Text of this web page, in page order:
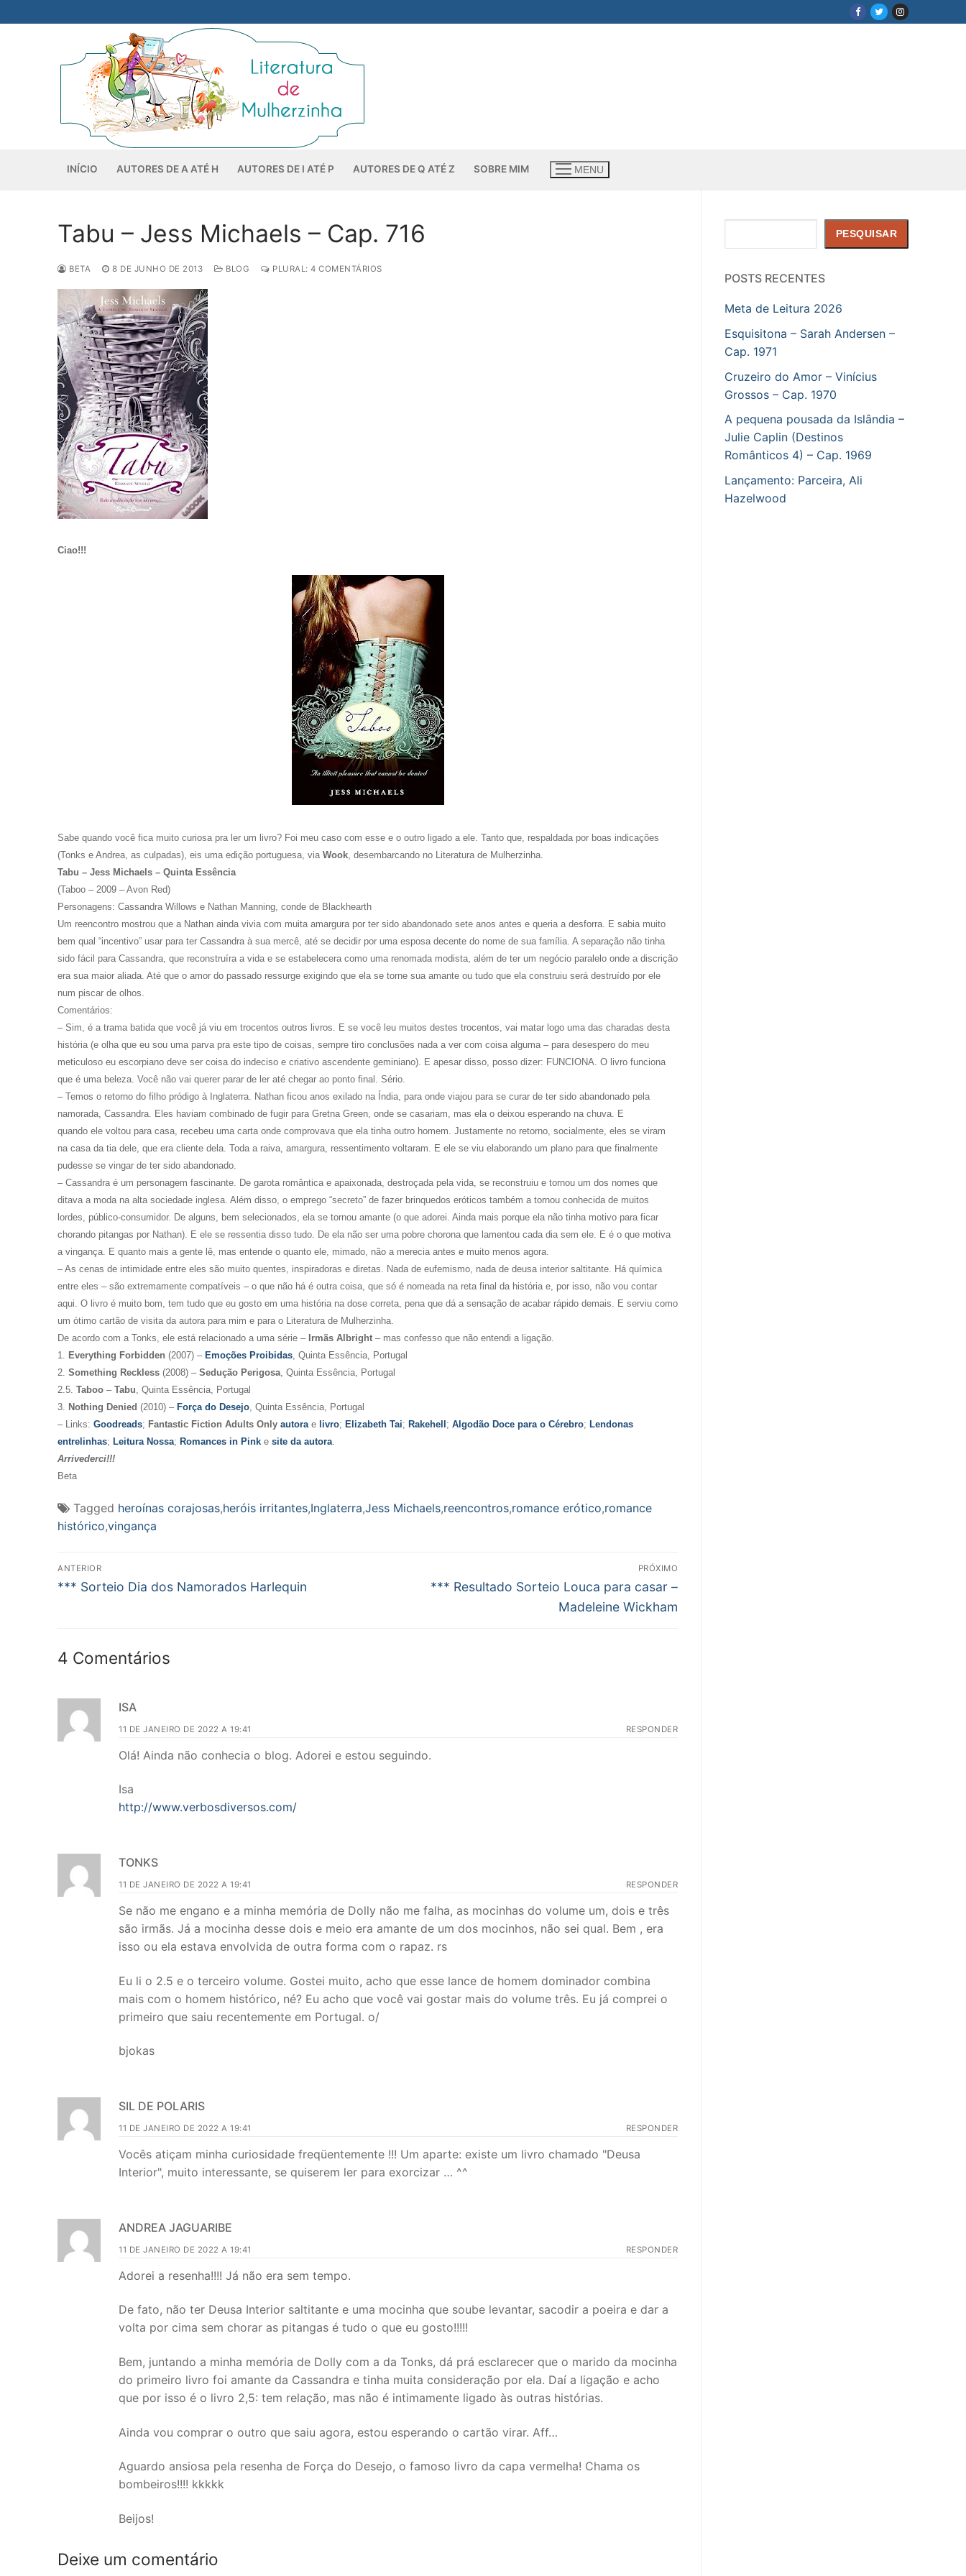
para
INÍCIO AUTORES DE A ATÉ H AUTORES DE I ATÉ P AUTORES DE Q ATÉ Z SOBRE MIM MENU
Tabu – Jess Michaels – Cap. 716
BETA 8 DE JUNHO DE 2013 BLOG PLURAL: 4 COMENTÁRIOS
Ciao!!!
Sabe quando você fica muito curiosa pra ler um livro? Foi meu caso com esse e o outro ligado a ele. Tanto que, respaldada por boas indicações
(Tonks e Andrea, as culpadas), eis uma edição portuguesa, via Wook , desembarcando no Literatura de Mulherzinha.
Tabu – Jess Michaels – Quinta Essência
(Taboo – 2009 – Avon Red)
Personagens: Cassandra Willows e Nathan Manning, conde de Blackhearth
Um reencontro mostrou que a Nathan ainda vivia com muita amargura por ter sido abandonado sete anos antes e queria a desforra. E sabia muito
bem qual “incentivo” usar para ter Cassandra à sua mercê, até se decidir por uma esposa decente do nome de sua família. A separação não tinha
sido fácil para Cassandra, que reconstruíra a vida e se estabelecera como uma renomada modista, além de ter um negócio paralelo onde a discrição
era sua maior aliada. Até que o amor do passado ressurge exigindo que ela se torne sua amante ou tudo que ela construiu será destruído por ele
num piscar de olhos.
Comentários:
– Sim, é a trama batida que você já viu em trocentos outros livros. E se você leu muitos destes trocentos, vai matar logo uma das charadas desta
história (e olha que eu sou uma parva pra este tipo de coisas, sempre tiro conclusões nada a ver com coisa alguma – para desespero do meu
meticuloso eu escorpiano deve ser coisa do indeciso e criativo ascendente geminiano). E apesar disso, posso dizer: FUNCIONA. O livro funciona
que é uma beleza. Você não vai querer parar de ler até chegar ao ponto final. Sério.
– Temos o retorno do filho pródigo à Inglaterra. Nathan ficou anos exilado na Índia, para onde viajou para se curar de ter sido abandonado pela
namorada, Cassandra. Eles haviam combinado de fugir para Gretna Green, onde se casariam, mas ela o deixou esperando na chuva. E
quando ele voltou para casa, recebeu uma carta onde comprovava que ela tinha outro homem. Justamente no retorno, socialmente, eles se viram
na casa da tia dele, que era cliente dela. Toda a raiva, amargura, ressentimento voltaram. E ele se viu elaborando um plano para que finalmente
pudesse se vingar de ter sido abandonado.
– Cassandra é um personagem fascinante. De garota romântica e apaixonada, destroçada pela vida, se reconstruiu e tornou um dos nomes que
ditava a moda na alta sociedade inglesa. Além disso, o emprego “secreto” de fazer brinquedos eróticos também a tornou conhecida de muitos
lordes, público-consumidor. De alguns, bem selecionados, ela se tornou amante (o que adorei. Ainda mais porque ela não tinha motivo para ficar
chorando pitangas por Nathan). E ele se ressentia disso tudo. De ela não ser uma pobre chorona que lamentou cada dia sem ele. E é o que motiva
a vingança. E quanto mais a gente lê, mas entende o quanto ele, mimado, não a merecia antes e muito menos agora.
– As cenas de intimidade entre eles são muito quentes, inspiradoras e diretas. Nada de eufemismo, nada de deusa interior saltitante. Há química
entre eles – são extremamente compatíveis – o que não há é outra coisa, que só é nomeada na reta final da história e, por isso, não vou contar
aqui. O livro é muito bom, tem tudo que eu gosto em uma história na dose correta, pena que dá a sensação de acabar rápido demais. E serviu como
um ótimo cartão de visita da autora para mim e para o Literatura de Mulherzinha.
De acordo com a Tonks, ele está relacionado a uma série – Irmãs Albright – mas confesso que não entendi a ligação.
1. Everything Forbidden (2007) – Emoções Proibidas , Quinta Essência, Portugal
2. Something Reckless (2008) – Sedução Perigosa , Quinta Essência, Portugal
2.5. Taboo – Tabu , Quinta Essência, Portugal
3. Nothing Denied (2010) – Força do Desejo , Quinta Essência, Portugal
– Links: Goodreads; Fantastic Fiction Adults Only autora e livro; Elizabeth Tai; Rakehell; Algodão Doce para o Cérebro; Lendonas
entrelinhas; Leitura Nossa; Romances in Pink e site da autora
Arrivederci!!!
Beta
Tagged heroínas corajosas,heróis irritantes,Inglaterra,Jess Michaels,reencontros,romance erótico,romance
histórico,vingança
Navegação
de
ANTERIOR
Post
*** Sorteio Dia dos Namorados Harlequin
PRÓXIMO
Próximo
*** Resultado Sorteio Louca para casar –
Madeleine Wickham
4 Comentários
ISA
11 DE JANEIRO DE 2022 A 19:41 RESPONDER
Olá! Ainda não conhecia o blog. Adorei e estou seguindo.
Isa
http://www.verbosdiversos.com/
TONKS
11 DE JANEIRO DE 2022 A 19:41 RESPONDER
Se não me engano e a minha memória de Dolly não me falha, as mocinhas do volume um, dois e três
são irmãs. Já a mocinha desse dois e meio era amante de um dos mocinhos, não sei qual. Bem , era
isso ou ela estava envolvida de outra forma com o rapaz. rs
Eu li o 2.5 e o terceiro volume. Gostei muito, acho que esse lance de homem dominador combina
mais com o homem histórico, né? Eu acho que você vai gostar mais do volume três. Eu já comprei o
primeiro que saiu recentemente em Portugal. o/
bjokas
SIL DE POLARIS
11 DE JANEIRO DE 2022 A 19:41 RESPONDER
Vocês atiçam minha curiosidade freqüentemente !!! Um aparte: existe um livro chamado "Deusa
Interior", muito interessante, se quiserem ler para exorcizar … ^^
ANDREA JAGUARIBE
11 DE JANEIRO DE 2022 A 19:41 RESPONDER
Adorei a resenha!!!! Já não era sem tempo.
De fato, não ter Deusa Interior saltitante e uma mocinha que soube levantar, sacodir a poeira e dar a
volta por cima sem chorar as pitangas é tudo o que eu gosto!!!!!
Bem, juntando a minha memória de Dolly com a da Tonks, dá prá esclarecer que o marido da mocinha
do primeiro livro foi amante da Cassandra e tinha muita consideração por ela. Daí a ligação e acho
que por isso é o livro 2,5: tem relação, mas não é intimamente ligado às outras histórias.
Ainda vou comprar o outro que saiu agora, estou esperando o cartão virar. Aff…
Aguardo ansiosa pela resenha de Força do Desejo, o famoso livro da capa vermelha! Chama os
bombeiros!!!! kkkkk
Beijos!
Deixe um comentário
PESQUISAR
POSTS RECENTES
Meta de Leitura 2026
Esquisitona – Sarah Andersen –
Cap. 1971
Cruzeiro do Amor – Vinícius
Grossos – Cap. 1970
A pequena pousada da Islândia –
Julie Caplin (Destinos
Românticos 4) – Cap. 1969
Lançamento: Parceira, Ali
Hazelwood